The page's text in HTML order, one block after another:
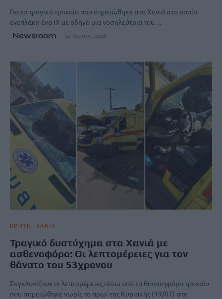
Για το τραγικό τροχαίο που σημειώθηκε στα Χανιά στο οποίο
ενεπλάκη ένα ΙΧ με οδηγό μια νοσηλεύτρια του…
Newsroom 20 Ιουλίου, 2026
ΚΡΗΤΗ ΧΑΝΙΑ
Τραγικό δυστύχημα στα Χανιά με
ασθενοφόρο: Οι λεπτομέρειες για τον
θάνατο του 53χρονου
Συγκλονίζουν οι λεπτομέρειες πίσω από το θανατηφόρο τροχαίο
που σημειώθηκε νωρίς το πρωί της Κυριακής (19/07) στη